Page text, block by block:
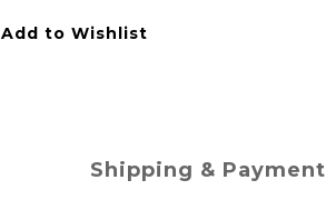
Add to Wishlist
Shipping & Payment